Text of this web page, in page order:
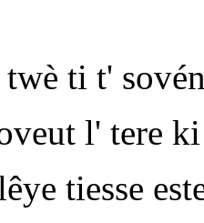
ti t'
l' tere
tiesse